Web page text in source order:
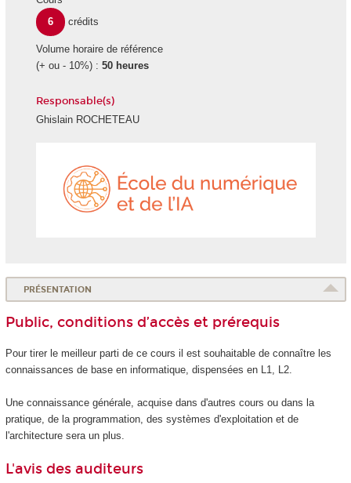
6
crédits
Volume horaire de référence
(+ ou - 10%) : 50 heures
Responsable(s)
Ghislain ROCHETEAU
PRÉSENTATION
Public, conditions d’accès et prérequis
Pour tirer le meilleur parti de ce cours il est souhaitable de connaître les
connaissances de base en informatique, dispensées en L1, L2.
Une connaissance générale, acquise dans d'autres cours ou dans la
pratique, de la programmation, des systèmes d'exploitation et de
l'architecture sera un plus.
L'avis des auditeurs